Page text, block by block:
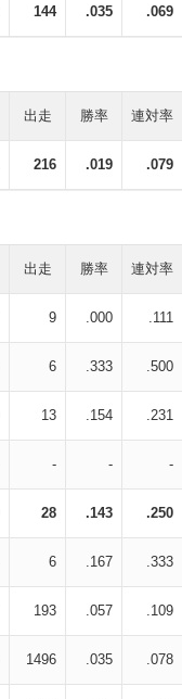
144 .035 .069
出走 勝率 連対率
216 .019 .079
出走 勝率 連対率
9 .000 .111
6 .333 .500
13 .154 .231
- - -
28 .143 .250
6 .167 .333
193 .057 .109
1496 .035 .078